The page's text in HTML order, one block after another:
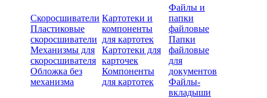
Скоросшиватели
Пластиковые
скоросшиватели
Механизмы для
скоросшивателя
Обложка без
механизма
Картотеки и
компоненты
для картотек
Картотеки для
карточек
Компоненты
для картотек
Файлы и
папки
файловые
Папки
файловые
для
документов
Файлы-
вкладыши